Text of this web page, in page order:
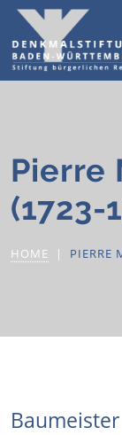
Pierre
(1723-
HOME PIERRE
Baumeister